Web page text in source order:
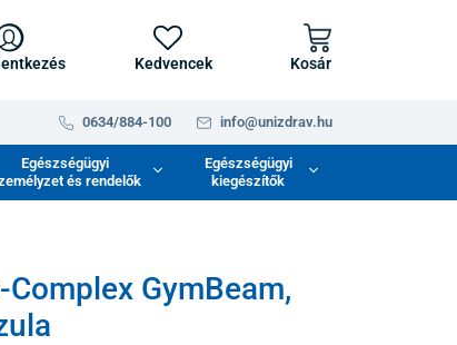
Kedvencek Kosár
0634/884-100 info@unizdrav.hu
Egészségügyi
és rendelők
Egészségügyi
kiegészítők
GymBeam,